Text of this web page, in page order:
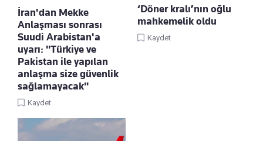
İran'dan Mekke
Anlaşması sonrası
Suudi Arabistan'a
uyarı: "Türkiye ve
Pakistan ile yapılan
anlaşma size güvenlik
sağlamayacak"
Kaydet
‘Döner kralı’nın oğlu
mahkemelik oldu
Kaydet